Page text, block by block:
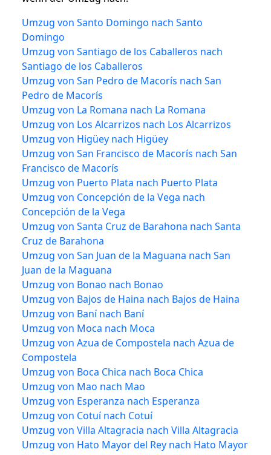
Umzug von Santo Domingo nach Santo
Domingo
Umzug von Santiago de los Caballeros nach
Santiago de los Caballeros
Umzug von San Pedro de Macorís nach San
Pedro de Macorís
Umzug von La Romana nach La Romana
Umzug von Los Alcarrizos nach Los Alcarrizos
Umzug von Higüey nach Higüey
Umzug von San Francisco de Macorís nach San
Francisco de Macorís
Umzug von Puerto Plata nach Puerto Plata
Umzug von Concepción de la Vega nach
Concepción de la Vega
Umzug von Santa Cruz de Barahona nach Santa
Cruz de Barahona
Umzug von San Juan de la Maguana nach San
Juan de la Maguana
Umzug von Bonao nach Bonao
Umzug von Bajos de Haina nach Bajos de Haina
Umzug von Baní nach Baní
Umzug von Moca nach Moca
Umzug von Azua de Compostela nach Azua de
Compostela
Umzug von Boca Chica nach Boca Chica
Umzug von Mao nach Mao
Umzug von Esperanza nach Esperanza
Umzug von Cotuí nach Cotuí
Umzug von Villa Altagracia nach Villa Altagracia
Umzug von Hato Mayor del Rey nach Hato Mayor